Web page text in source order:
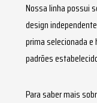
Nossa linha possui
design
prima selecionada
padrões
Para saber mais